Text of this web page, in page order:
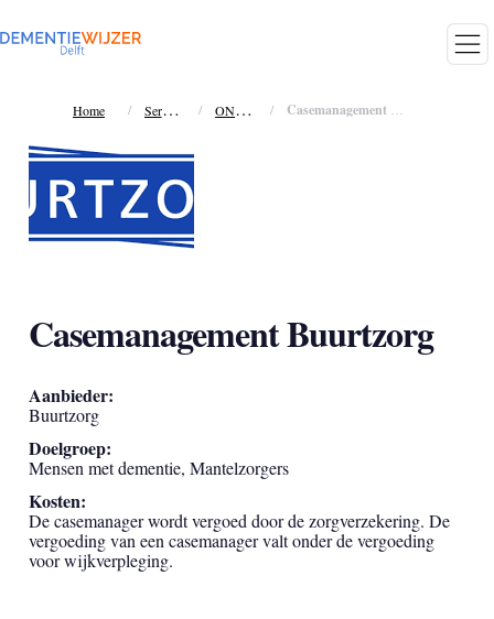
Home / S
ervices / O
NDERSTEUNING MANTELZORGER /
Casemanagement Buurtzorg
Aanbieder:
Buurtzorg
Doelgroep:
Mensen met dementie, Mantelzorgers
Kosten:
De casemanager wordt vergoed door de zorgverzekering. De
vergoeding van een casemanager valt onder de vergoeding
voor wijkverpleging.